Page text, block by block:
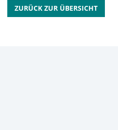
ZURÜCK ZUR ÜBERSICHT